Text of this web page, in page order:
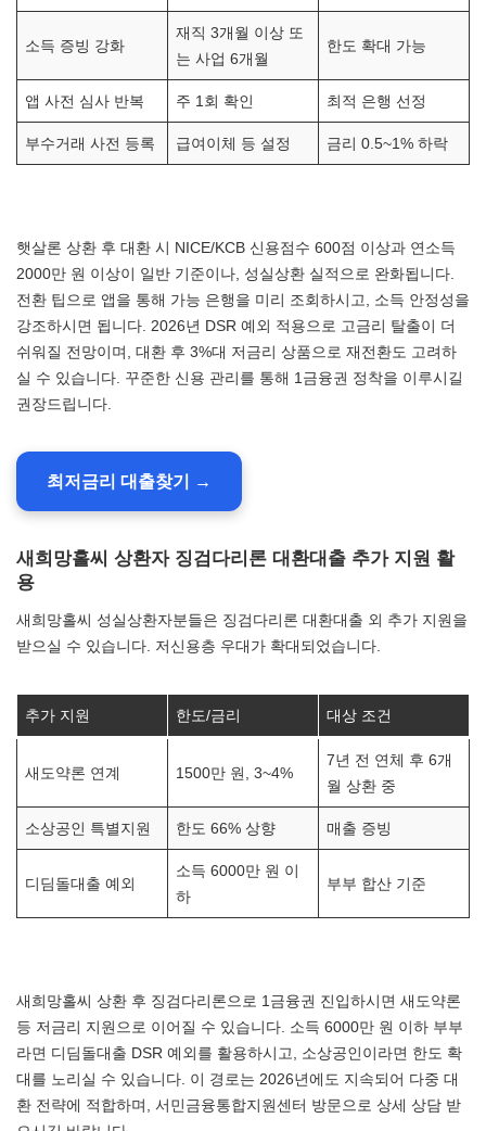
소득 증빙 강화
재직 3개월 이상 또
는 사업 6개월
한도 확대 가능
앱 사전 심사 반복 주 1회 확인 최적 은행 선정
부수거래 사전 등록 급여이체 등 설정 금리 0.5~1% 하락
햇살론 상환 후 대환 시 NICE/KCB 신용점수 600점 이상과 연소득
2000만 원 이상이 일반 기준이나, 성실상환 실적으로 완화됩니다.
전환 팁으로 앱을 통해 가능 은행을 미리 조회하시고, 소득 안정성을
강조하시면 됩니다. 2026년 DSR 예외 적용으로 고금리 탈출이 더
쉬워질 전망이며, 대환 후 3%대 저금리 상품으로 재전환도 고려하
실 수 있습니다. 꾸준한 신용 관리를 통해 1금융권 정착을 이루시길
권장드립니다.
최저금리 대출찾기 →
새희망홀씨 상환자 징검다리론 대환대출 추가 지원 활
용
새희망홀씨 성실상환자분들은 징검다리론 대환대출 외 추가 지원을
받으실 수 있습니다. 저신용층 우대가 확대되었습니다.
추가 지원 한도/금리 대상 조건
새도약론 연계 1500만 원, 3~4%
7년 전 연체 후 6개
월 상환 중
소상공인 특별지원 한도 66% 상향 매출 증빙
디딤돌대출 예외
소득 6000만 원 이
하
부부 합산 기준
새희망홀씨 상환 후 징검다리론으로 1금융권 진입하시면 새도약론
등 저금리 지원으로 이어질 수 있습니다. 소득 6000만 원 이하 부부
라면 디딤돌대출 DSR 예외를 활용하시고, 소상공인이라면 한도 확
대를 노리실 수 있습니다. 이 경로는 2026년에도 지속되어 다중 대
환 전략에 적합하며, 서민금융통합지원센터 방문으로 상세 상담 받